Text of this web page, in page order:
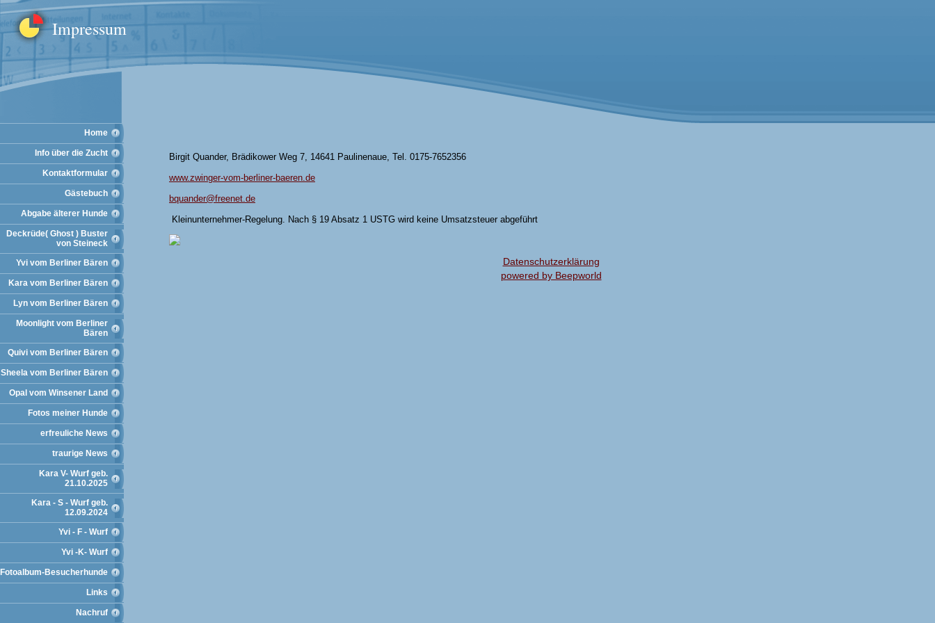
Impressum
Home
Info über die Zucht
Kontaktformular
Gästebuch
Abgabe älterer Hunde
Deckrüde( Ghost ) Buster
von Steineck
Yvi vom Berliner Bären
Kara vom Berliner Bären
Lyn vom Berliner Bären
Moonlight vom Berliner
Bären
Quivi vom Berliner Bären
Sheela vom Berliner Bären
Opal vom Winsener Land
Fotos meiner Hunde
erfreuliche News
traurige News
Kara V- Wurf geb.
21.10.2025
Kara - S - Wurf geb.
12.09.2024
Yvi - F - Wurf
Yvi -K- Wurf
Fotoalbum-Besucherhunde
Links
Nachruf
Birgit Quander, Brädikower Weg 7, 14641 Paulinenaue, Tel. 0175-7652356
www.zwinger-vom-berliner-baeren.de
bquander@freenet.de
Kleinunternehmer-Regelung. Nach § 19 Absatz 1 USTG wird keine Umsatzsteuer abgeführt
Datenschutzerklärung
powered by Beepworld